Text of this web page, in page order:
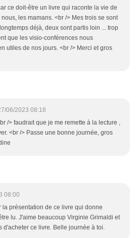
ce doit-être un livre qui raconte la vie de
les mamans. <br /> Mes trois se sont
déjà, deux sont partis loin ... trop
que les visio-conférences nous
utiles de nos jours. <br /> Merci et gros
06/2023 08:18
/> faudrait que je me remette à la lecture ,
<br /> Passe une bonne journée, gros
08:00
la présentation de ce livre qui donne
lu. J'aime beaucoup Virginie Grimaldi et
d'acheter ce livre. Belle journée à toi.